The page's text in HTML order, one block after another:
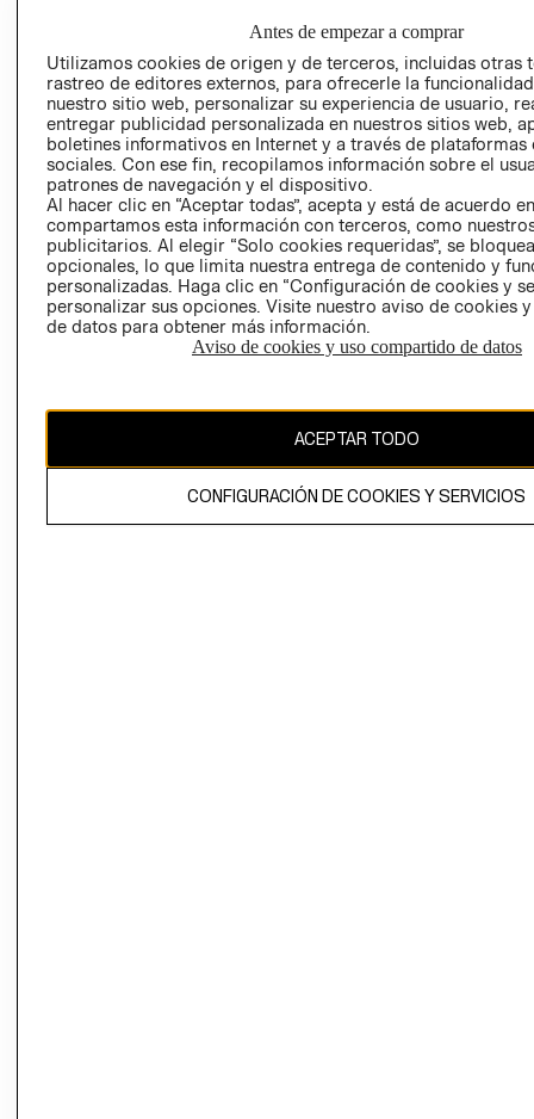
SOCIAL
PRENSA
RELACIÓN CON
INVERSIONISTAS
POLÍTICA
EMPRESARIAL
TIENDAS
- RETIRO EN
TIENDA
TÉRMINOS Y
CONDICIONES
AVISO DE
PRIVACIDAD
GIFT CARD
AVISO DE
COOKIES
CAMBIAR REGIÓN
Antes de empezar a comprar
Utilizamos cookies de origen y de terceros, incluidas otras
rastreo de editores externos, para ofrecerle la
nuestro sitio web, personalizar su experiencia de usuario,
entregar publicidad personalizada en nuestros sitios web,
boletines informativos en Internet y a través de plataformas
sociales. Con ese fin, recopilamos información sobre el
patrones de navegación y el dispositivo.
Al hacer clic en “Aceptar todas”, acepta y está de acuerdo
compartamos esta información con terceros, como
publicitarios. Al elegir “Solo cookies requeridas”, se
opcionales, lo que limita nuestra entrega de contenido y
personalizadas. Haga clic en “Configuración de cookies y
personalizar sus opciones. Visite nuestro aviso de cookies
de datos para obtener más información.
Aviso de cookies y uso compartido de datos
ACEPTAR TODO
CONFIGURACIÓN DE COOKIES Y SERVICIOS